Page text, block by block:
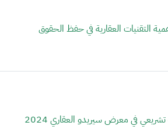
التقنيات العقارية في حفظ الحقوق
الهيئة العامة للعقار شريك تشريعي في معرض سيريدو العقاري 2024